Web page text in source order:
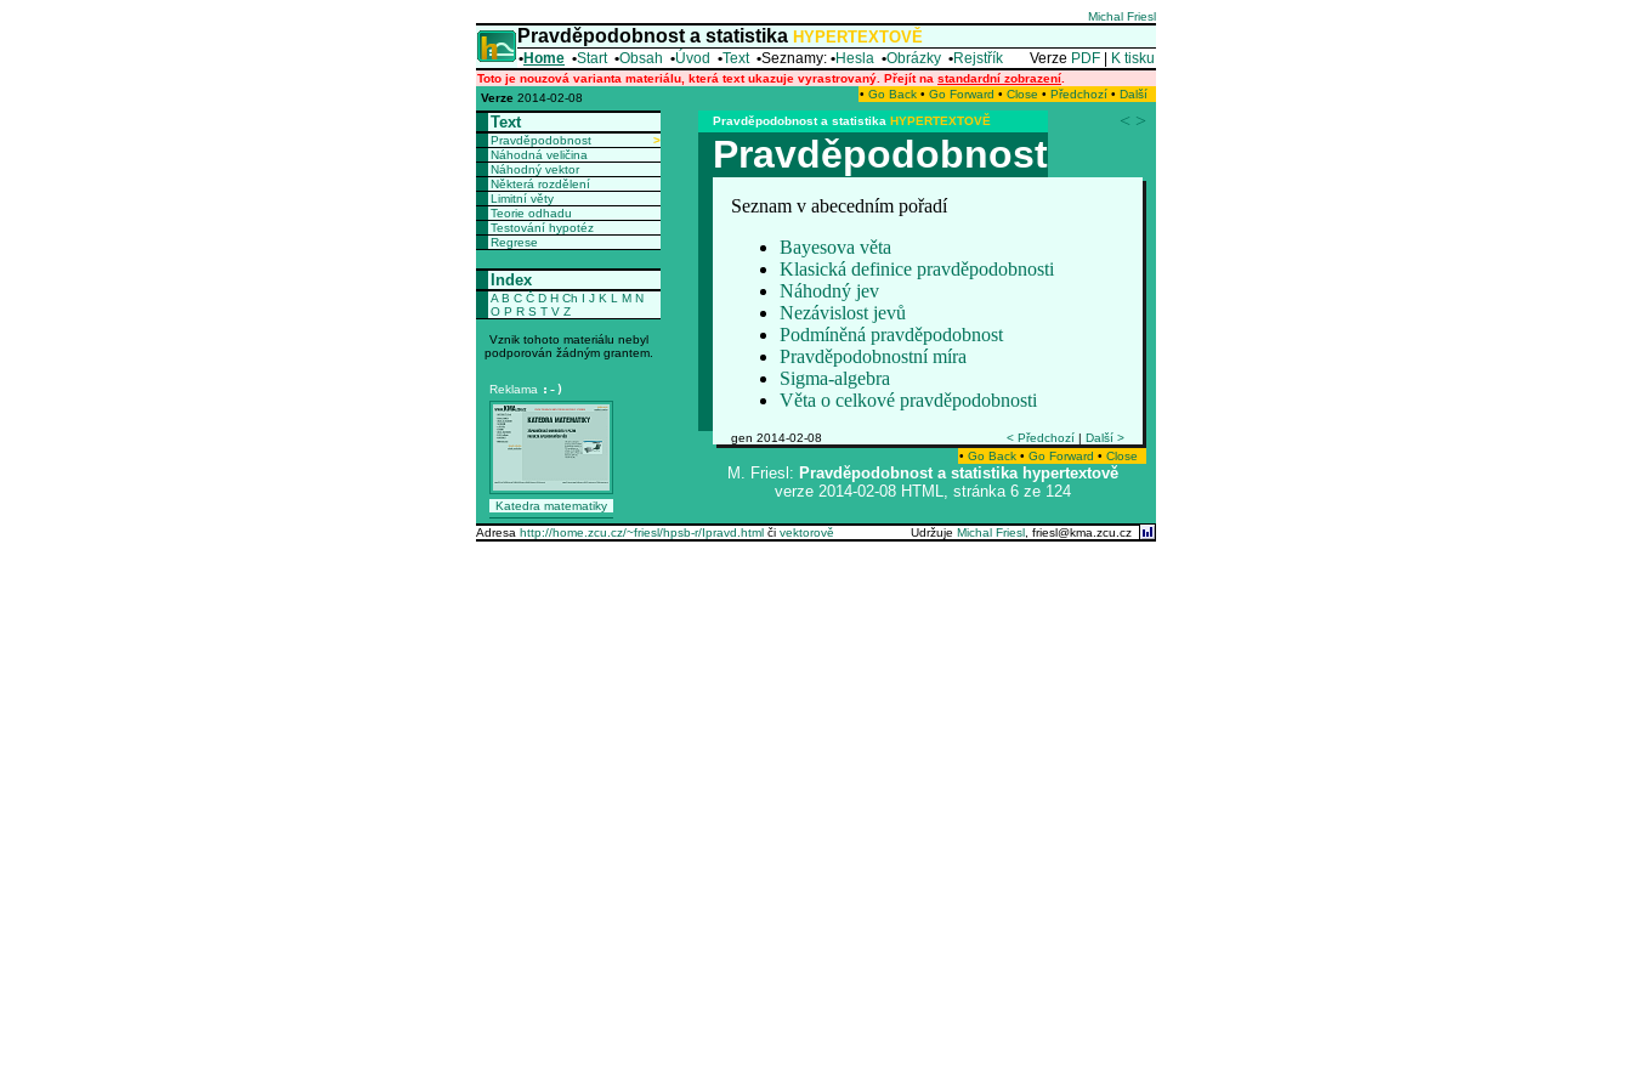
Michal Friesl
Pravděpodobnost a statistika HYPERTEXTOVĚ
•Home •Start •Obsah •Úvod •Text •Seznamy: •Hesla •Obrázky •Rejstřík Verze PDF K tisku
Toto je nouzová varianta materiálu, která text ukazuje vyrastrovaný. Přejít na standardní zobrazení
• Go Back • Go Forward • Close • Předchozí • Další
Verze 2014-02-08
Text
Pravděpodobnost
>
Náhodná veličina
Náhodný vektor
Některá rozdělení
Limitní věty
Teorie odhadu
Testování hypotéz
Regrese
Index
A B C Č D H Ch I J K L M N
O P R S T V Z
Vznik tohoto materiálu nebyl
podporován žádným grantem.
Reklama :-)
Katedra matematiky
Pravděpodobnost a statistika HYPERTEXTOVĚ < >
Pravděpodobnost
Seznam v abecedním pořadí
Bayesova věta
Klasická definice pravděpodobnosti
Náhodný jev
Nezávislost jevů
Podmíněná pravděpodobnost
Pravděpodobnostní míra
Sigma-algebra
Věta o celkové pravděpodobnosti
gen 2014-02-08 < Předchozí | Další >
• Go Back • Go Forward • Close
M. Friesl: Pravděpodobnost a statistika hypertextově
verze 2014-02-08 HTML, stránka 6 ze 124
Adresa http://home.zcu.cz/~friesl/hpsb-r/Ipravd.html či vektorově Udržuje Michal Friesl , friesl@kma.zcu.cz